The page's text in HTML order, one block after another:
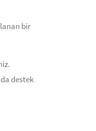
bir
destek